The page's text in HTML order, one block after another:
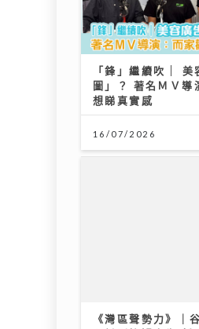
「鋒」繼續吹 | 美
圖」？ 著名ＭＶ導
想睇真實感
16/07/2026
氣助陣